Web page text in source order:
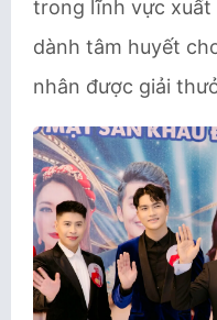
trong lĩnh vực xuất
dành tâm huyết
nhân được giải